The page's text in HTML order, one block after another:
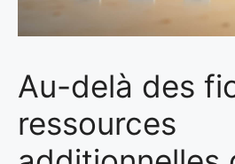
Au-delà des
ressources